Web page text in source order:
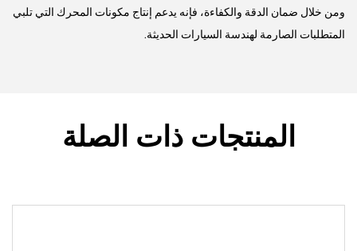
ومن خلال ضمان الدقة والكفاءة، فإنه يدعم إنتاج مكونات المحرك التي تلبي
المتطلبات الصارمة لهندسة السيارات الحديثة.
المنتجات ذات الصلة